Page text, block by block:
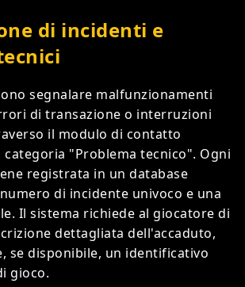
di incidenti e
segnalare malfunzionamenti
di transazione o interruzioni
il modulo di contatto
categoria "Problema tecnico". Ogni
registrata in un database
di incidente univoco e una
Il sistema richiede al giocatore di
dettagliata dell'accaduto,
se disponibile, un identificativo
gioco.